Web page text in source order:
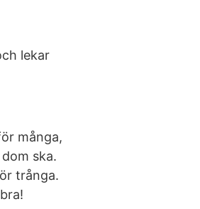
lekar
många,
ska.
trånga.